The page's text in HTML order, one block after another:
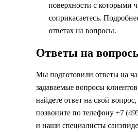
поверхности с которыми
соприкасаетесь.
ответах на вопросы.
Ответы на
Мы подготовили ответы на
задаваемые вопросы
найдете ответ на свой вопрос,
позвоните по телефону +7
и наши специалисты